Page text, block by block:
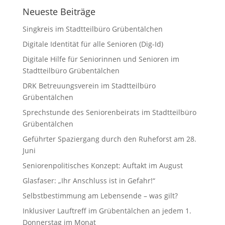
Neueste Beiträge
Singkreis im Stadtteilbüro Grübentälchen
Digitale Identität für alle Senioren (Dig-Id)
Digitale Hilfe für Seniorinnen und Senioren im
Stadtteilbüro Grübentälchen
DRK Betreuungsverein im Stadtteilbüro
Grübentälchen
Sprechstunde des Seniorenbeirats im Stadtteilbüro
Grübentälchen
Geführter Spaziergang durch den Ruheforst am 28.
Juni
Seniorenpolitisches Konzept: Auftakt im August
Glasfaser: „Ihr Anschluss ist in Gefahr!“
Selbstbestimmung am Lebensende – was gilt?
Inklusiver Lauftreff im Grübentälchen an jedem 1.
Donnerstag im Monat